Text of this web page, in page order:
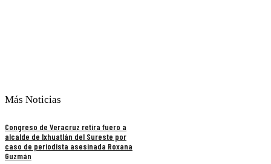
Más Noticias
Congreso de Veracruz retira fuero a
alcalde de Ixhuatlán del Sureste por
caso de periodista asesinada Roxana
Guzmán